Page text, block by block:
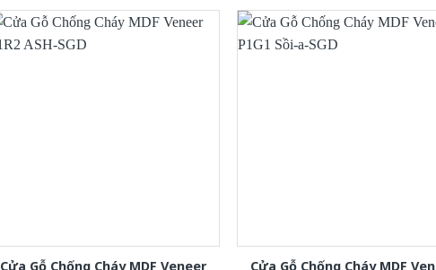
Cửa Gỗ Chống Cháy MDF Veneer Cửa Gỗ Chống Cháy MDF